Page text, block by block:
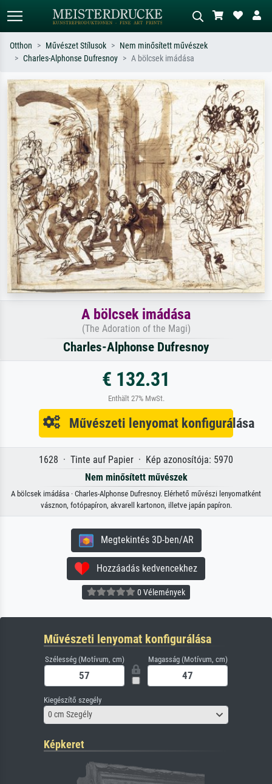
Keressen művész, műcím vagy stílus
szerint – pl. Monet, Csillagos éj,
impresszionizmus, Hokusai-hullám,
akt.
Írja le a jelenetet – pl. zöld rét, sok
piros absztrakt, sötét olajkép, álló akt
egy fa mellett.
Otthon Művészet Stílusok
Nem minősített művészek
Charles-Alphonse Dufresnoy
A bölcsek imádása
A bölcsek imádása
(The Adoration of the Magi)
Charles-Alphonse Dufresnoy
€ 132.31
Enthält 27% MwSt.
Művészeti lenyomat konfigurálása
1628 · Tinte auf Papier · Kép azonosítója: 5970
Nem minősített művészek
A bölcsek imádása · Charles-Alphonse Dufresnoy. Elérhető művészi lenyomatként
vásznon, fotópapíron, akvarell kartonon, illetve japán papíron.
Megtekintés 3D-ben/AR
Hozzáadás kedvencekhez
0 Vélemények
Művészeti lenyomat konfigurálása
Szélesség (Motívum, cm) Magasság (Motívum, cm)
Kiegészítő szegély
0 cm Szegély
Képkeret